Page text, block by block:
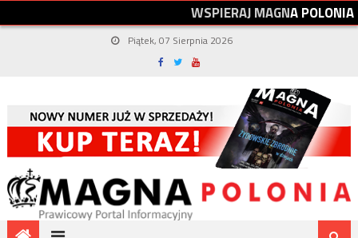
WSPIERAJMAGNAPOLONIA
Piątek, 07 Sierpnia 2026